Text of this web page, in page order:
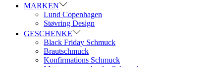
MARKEN
Lund Copenhagen
Støvring Design
GESCHENKE
Black Friday Schmuck
Brautschmuck
Konfirmations Schmuck